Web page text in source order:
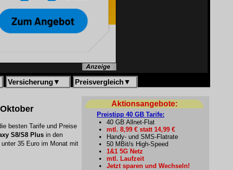
Versicherung▼ Preisvergleich▼
besten Tarife und Preise
S8/S8 Plus in den
35 Euro im Monat mit
Aktionsangebote:
Preistipp 40 GB Tarife:
40 GB Allnet-Flat
mtl. 8,99 € statt 14,99 €
Handy- und SMS-Flatrate
50 MBit/s High-Speed
1&1 5G Netz
mtl. Laufzeit
Jetzt sparen und Wechseln!